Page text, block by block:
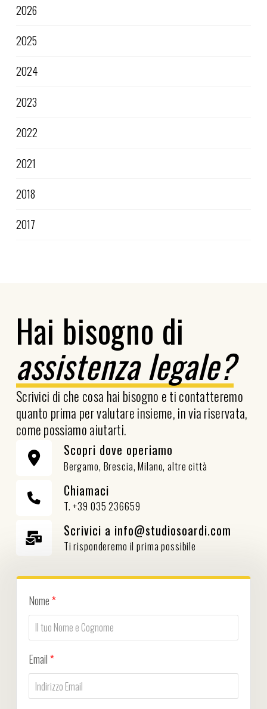
2026
2025
2024
2023
2022
2021
2018
2017
Hai bisogno di
assistenza legale?
Scrivici di che cosa hai bisogno e ti contatteremo
quanto prima per valutare insieme, in via riservata,
come possiamo aiutarti.
Scopri dove operiamo
Bergamo, Brescia, Milano, altre città
Chiamaci
T. +39 035 236659
Scrivici a info@studiosoardi.com
Ti risponderemo il prima possibile
Nome*
Email*